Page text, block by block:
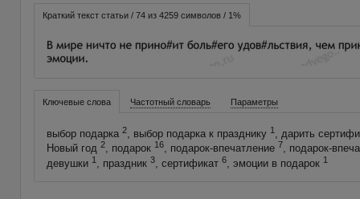
Краткий текст статьи / 74 из 4259 символов / 1%
Ключевые слова Частотный словарь Параметры
выбор подарка 2, выбор подарка к празднику 1, дарить
Новый год 2, подарок 16, подарок-впечатление 7, подарок-
девушки 1, праздник 3, сертификат 6, эмоции в подарок 1